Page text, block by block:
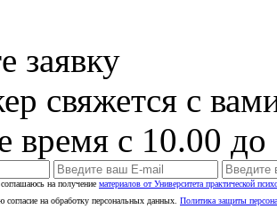
заявку
свяжется с
время с 10.00
на получение материалов от Университета практической
на обработку персональных данных. Политика защиты